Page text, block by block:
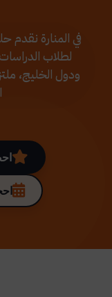
في المنارة نقدم
لطلاب
ودول الخليج،